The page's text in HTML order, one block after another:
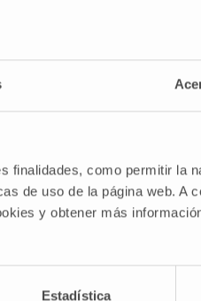
finalidades, como permitir la
de uso de la página web. A
y obtener más
Estadística